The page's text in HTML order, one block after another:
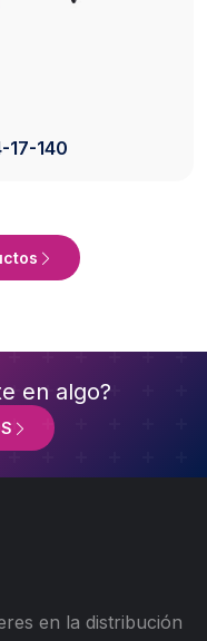
50-20-140
en algo?
en la distribución